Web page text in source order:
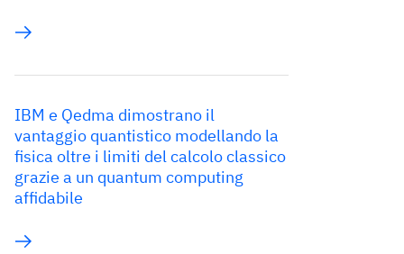
IBM e Qedma dimostrano il
vantaggio quantistico modellando la
fisica oltre i limiti del calcolo classico
grazie a un quantum computing
affidabile